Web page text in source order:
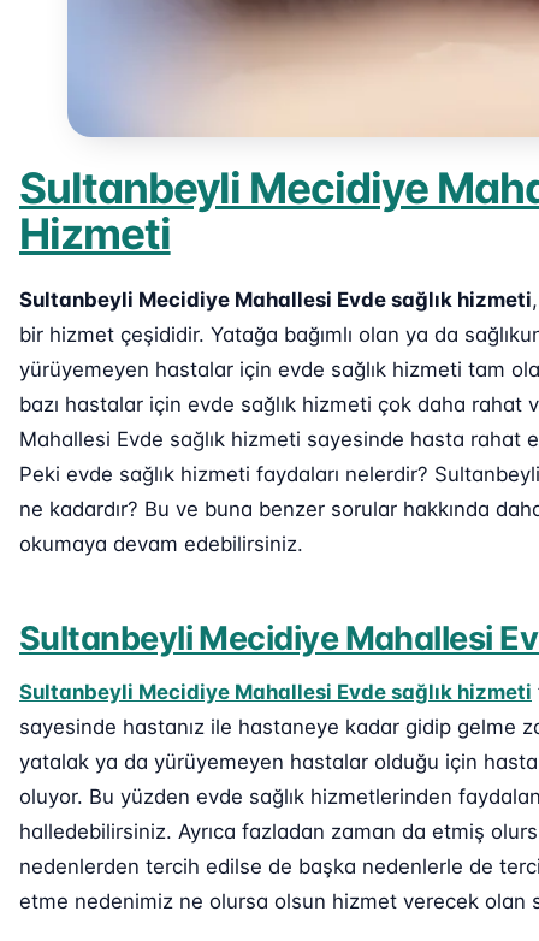
Sultanbeyli Mecidiye
Hizmeti
Sultanbeyli Mecidiye Mahallesi Evde sağlık hizmeti
bir hizmet çeşididir. Yatağa bağımlı olan ya da
yürüyemeyen hastalar için evde sağlık hizmeti tam
bazı hastalar için evde sağlık hizmeti çok daha
Mahallesi Evde sağlık hizmeti sayesinde hasta rahat
Peki evde sağlık hizmeti faydaları nelerdir?
ne kadardır? Bu ve buna benzer sorular hakkında
okumaya devam edebilirsiniz.
Sultanbeyli Mecidiye Mahallesi
Sultanbeyli Mecidiye Mahallesi Evde sağlık hizmeti
sayesinde hastanız ile hastaneye kadar gidip gelme
yatalak ya da yürüyemeyen hastalar olduğu için
oluyor. Bu yüzden evde sağlık hizmetlerinden
halledebilirsiniz. Ayrıca fazladan zaman da etmiş
nedenlerden tercih edilse de başka nedenlerle de
etme nedenimiz ne olursa olsun hizmet verecek olan